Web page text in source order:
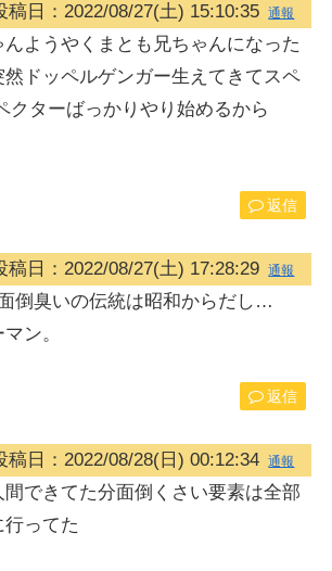
稿日：2022/08/27(土) 15:10:35 通報
ようやくまとも兄ちゃんになった
然ドッペルゲンガー生えてきてスペ
クターばっかりやり始めるから
返信
稿日：2022/08/27(土) 17:28:29 通報
倒臭いの伝統は昭和からだし…
ン。
返信
稿日：2022/08/28(日) 00:12:34 通報
できてた分面倒くさい要素は全部
ってた